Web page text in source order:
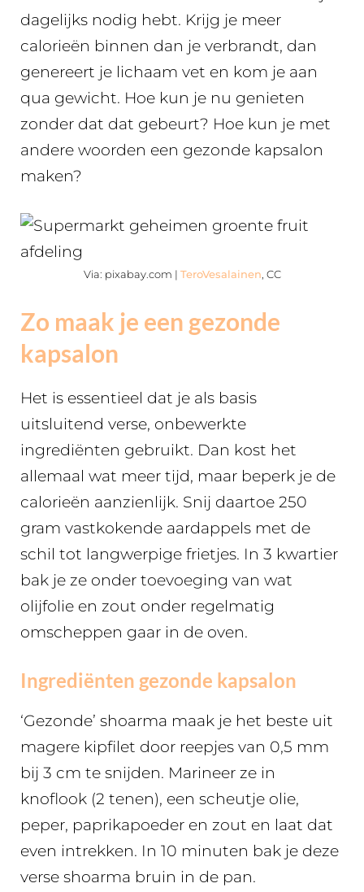
dagelijks nodig hebt. Krijg je meer
calorieën binnen dan je verbrandt, dan
genereert je lichaam vet en kom je aan
qua gewicht. Hoe kun je nu genieten
zonder dat dat gebeurt? Hoe kun je met
andere woorden een gezonde kapsalon
maken?
Via: pixabay.com | TeroVesalainen , CC
Zo maak je een gezonde
kapsalon
Het is essentieel dat je als basis
uitsluitend verse, onbewerkte
ingrediënten gebruikt. Dan kost het
allemaal wat meer tijd, maar beperk je de
calorieën aanzienlijk. Snij daartoe 250
gram vastkokende aardappels met de
schil tot langwerpige frietjes. In 3 kwartier
bak je ze onder toevoeging van wat
olijfolie en zout onder regelmatig
omscheppen gaar in de oven.
Ingrediënten gezonde kapsalon
‘Gezonde’ shoarma maak je het beste uit
magere kipfilet door reepjes van 0,5 mm
bij 3 cm te snijden. Marineer ze in
knoflook (2 tenen), een scheutje olie,
peper, paprikapoeder en zout en laat dat
even intrekken. In 10 minuten bak je deze
verse shoarma bruin in de pan.